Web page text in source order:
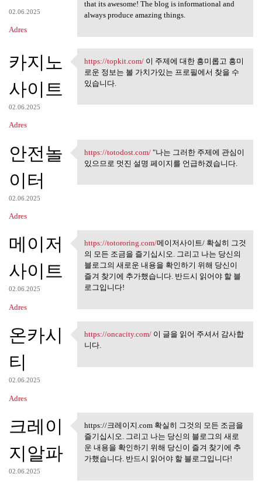
02.06.2025
Adres
that its awesome! The blog is informational and
always produce amazing things.
카지노
사이트
02.06.2025
Adres
https://topkit.com/ 이 주제에 대한
https://topkit.com/이 주제에 대한 흥미롭고 흥미
로운 정보는 볼 가치가있는 프로필에서 찾을 수
있습니다.
안전놀
이터
02.06.2025
Adres
https://totodost.com/ "나는 그러한
https://totodost.com/"나는 그러한 주제에 관심이
있으므로 멋진 설명 페이지를 언급하겠습니다.
메이저
사이트
02.06.2025
Adres
https://totororing.com/메이저사이트
https://totororing.com/메이저사이트/ 확실히 그것
의 모든 조금을 즐기십시오. 그리고 나는 당신의
블로그의 새로운 내용을 확인하기 위해 당신이
즐겨 찾기에 추가했습니다. 반드시 읽어야 할 블
로그입니다!
온카시
티
02.06.2025
Adres
https://oncacity.com/ 이 글을 읽어
https://oncacity.com/이 글을 읽어 주셔서 감사합
니다.
크레이
지알파
02.06.2025
https://크레이지.com 확실히 그것
의 모든
https://크레이지.com 확실히 그것의 모든 조금을
즐기십시오. 그리고 나는 당신의 블로그의 새로
운 내용을 확인하기 위해 당신이 즐겨 찾기에 추
가했습니다. 반드시 읽어야 할 블로그입니다!